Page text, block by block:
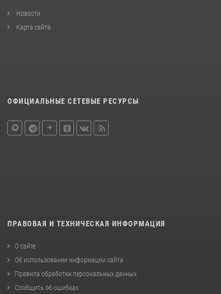
Новости
Карта сайта
ОФИЦИАЛЬНЫЕ СЕТЕВЫЕ РЕСУРСЫ
ПРАВОВАЯ И ТЕХНИЧЕСКАЯ ИНФОРМАЦИЯ
О сайте
Об использовании информации сайта
Правила обработки персональных данных
Сообщить об ошибках